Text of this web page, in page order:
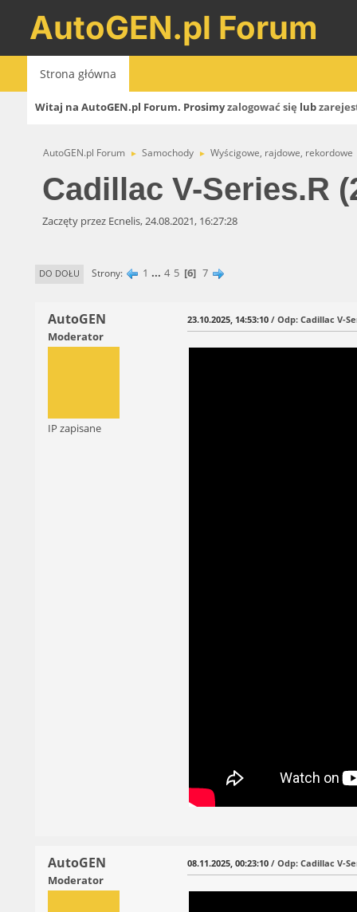
AutoGEN.pl Forum
Strona główna
Witaj na AutoGEN.pl Forum. Prosimyzalogować się lub
AutoGEN.pl Forum ► Samochody ► Wyścigowe, rajdowe, rekordowe
Cadillac V-Series.R
Zaczęty przez Ecnelis, 24.08.2021, 16:27:28
DO DOŁU Strony 1 ... 4 5 6 7
AutoGEN
Moderator
IP zapisane
23.10.2025, 14:53:10 / Odp: Cadillac V-
AutoGEN
Moderator
08.11.2025, 00:23:10 / Odp: Cadillac V-